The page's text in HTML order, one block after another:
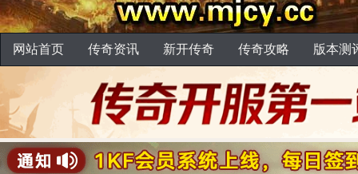
网站首页 传奇资讯 新开传奇 传奇攻略 版本测